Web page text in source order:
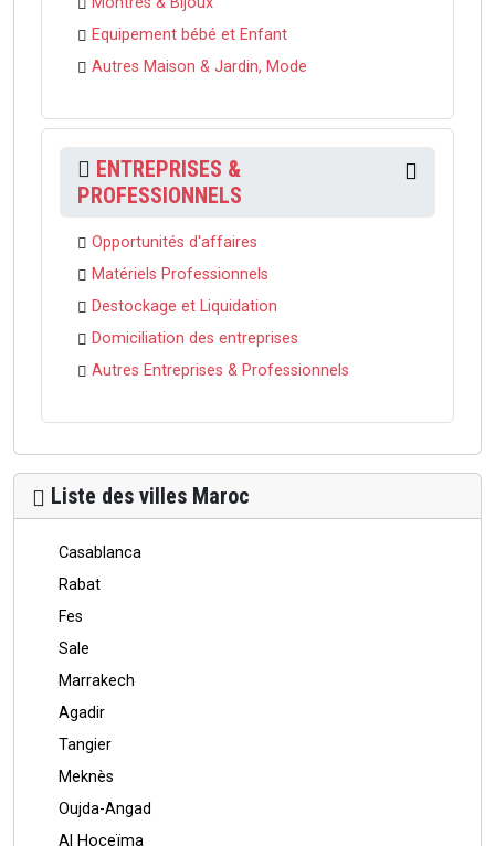
Equipement bébé et Enfant
Autres Maison & Jardin, Mode
ENTREPRISES &
PROFESSIONNELS
Opportunités d'affaires
Matériels Professionnels
Destockage et Liquidation
Domiciliation des entreprises
Autres Entreprises & Professionnels
Liste des villes Maroc
Casablanca
Rabat
Fes
Sale
Marrakech
Agadir
Tangier
Meknès
Oujda-Angad
Al Hoceïma